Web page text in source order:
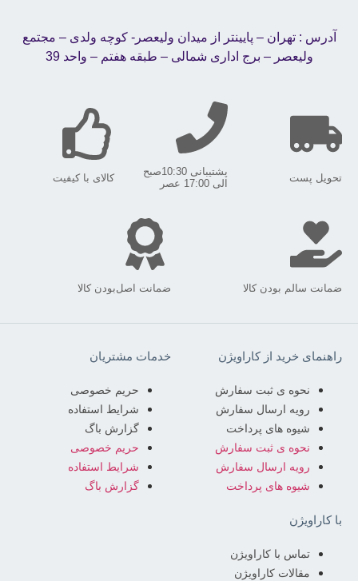
آدرس : تهران – پایینتر از میدان ولیعصر- کوچه ولدی – مجتمع
ولیعصر – برج اداری شمالی – طبقه هفتم – واحد 39
تحویل پست
پشتیبانی 10:30صبح
الی 17:00 عصر
کالای با کیفیت
ضمانت سالم بودن کالا ضمانت اصل‌بودن کالا
راهنمای خرید از کاراویژن
نحوه ی ثبت سفارش
رویه ارسال سفارش
شیوه های پرداخت
نحوه ی ثبت سفارش
رویه ارسال سفارش
شیوه های پرداخت
خدمات مشتریان
حریم خصوصی
شرایط استفاده
گزارش باگ
حریم خصوصی
شرایط استفاده
گزارش باگ
با کاراویژن
تماس با کاراویژن
مقالات کاراویژن